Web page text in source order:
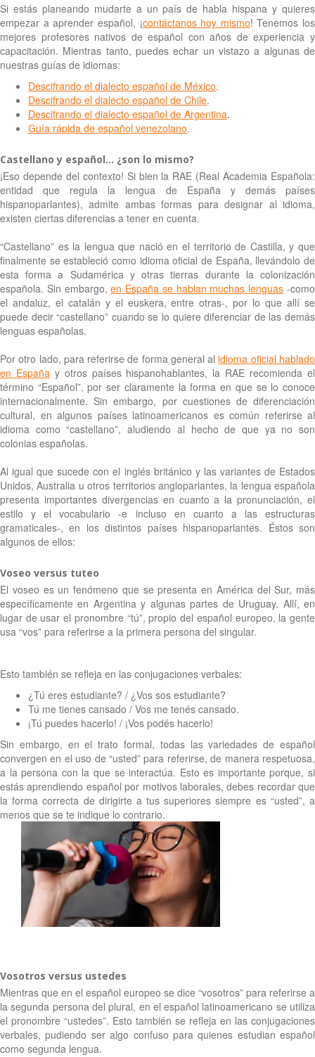
Si estás planeando mudarte a un país de habla hispana y quieres
empezar a aprender español, ¡contáctanos hoy mismo! Tenemos los
mejores profesores nativos de español con años de experiencia y
capacitación. Mientras tanto, puedes echar un vistazo a algunas de
nuestras guías de idiomas:
Descifrando el dialecto español de México.
Descifrando el dialecto español de Chile.
Descifrando el dialecto español de Argentina.
Guía rápida de español venezolano.
Castellano y español… ¿son lo mismo?
¡Eso depende del contexto! Si bien la RAE (Real Academia Española:
entidad que regula la lengua de España y demás países
hispanoparlantes), admite ambas formas para designar al idioma,
existen ciertas diferencias a tener en cuenta.
“Castellano” es la lengua que nació en el territorio de Castilla, y que
finalmente se estableció como idioma oficial de España, llevándolo de
esta forma a Sudamérica y otras tierras durante la colonización
española. Sin embargo,en España se hablan muchas lenguas -como
el andaluz, el catalán y el euskera, entre otras-, por lo que allí se
puede decir “castellano” cuando se lo quiere diferenciar de las demás
lenguas españolas.
Por otro lado, para referirse de forma general alidioma oficial hablado
en España y otros países hispanohablantes, la RAE recomienda el
término “Español”, por ser claramente la forma en que se lo conoce
internacionalmente. Sin embargo, por cuestiones de diferenciación
cultural, en algunos países latinoamericanos es común referirse al
idioma como “castellano”, aludiendo al hecho de que ya no son
colonias españolas.
Al igual que sucede con el inglés británico y las variantes de Estados
Unidos, Australia u otros territorios angloparlantes, la lengua española
presenta importantes divergencias en cuanto a la pronunciación, el
estilo y el vocabulario -e incluso en cuanto a las estructuras
gramaticales-, en los distintos países hispanoparlantes. Éstos son
algunos de ellos:
Voseo versus tuteo
El voseo es un fenómeno que se presenta en América del Sur, más
específicamente en Argentina y algunas partes de Uruguay. Allí, en
lugar de usar el pronombre “tú”, propio del español europeo, la gente
usa “vos” para referirse a la primera persona del singular.
Esto también se refleja en las conjugaciones verbales:
¿Tú eres estudiante? / ¿Vos sos estudiante?
Tú me tienes cansado / Vos me tenés cansado.
¡Tú puedes hacerlo! / ¡Vos podés hacerlo!
Sin embargo, en el trato formal, todas las variedades de español
convergen en el uso de “usted” para referirse, de manera respetuosa,
a la persona con la que se interactúa. Esto es importante porque, si
estás aprendiendo español por motivos laborales, debes recordar que
la forma correcta de dirigirte a tus superiores siempre es “usted”, a
menos que se te indique lo contrario.
Vosotros versus ustedes
Mientras que en el español europeo se dice “vosotros” para referirse a
la segunda persona del plural, en el español latinoamericano se utiliza
el pronombre “ustedes”. Esto también se refleja en las conjugaciones
verbales, pudiendo ser algo confuso para quienes estudian español
como segunda lengua.